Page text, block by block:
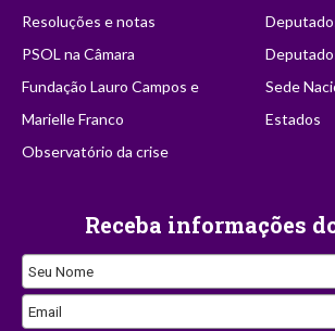
Resoluções e notas
PSOL na Câmara
Fundação Lauro Campos e
Marielle Franco
Observatório da crise
Sede
Estados
Receba informações
Seu Nome
Email